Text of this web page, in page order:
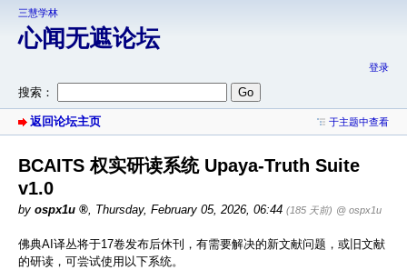
三慧学林
心闻无遮论坛
登录
搜索：
返回论坛主页 于主题中查看
BCAITS 权实研读系统 Upaya-Truth Suite
v1.0
by ospx1u , Thursday, February 05, 2026, 06:44 (185 天前) @ ospx1u
佛典AI译丛将于17卷发布后休刊，有需要解决的新文献问题，或旧文献
的研读，可尝试使用以下系统。